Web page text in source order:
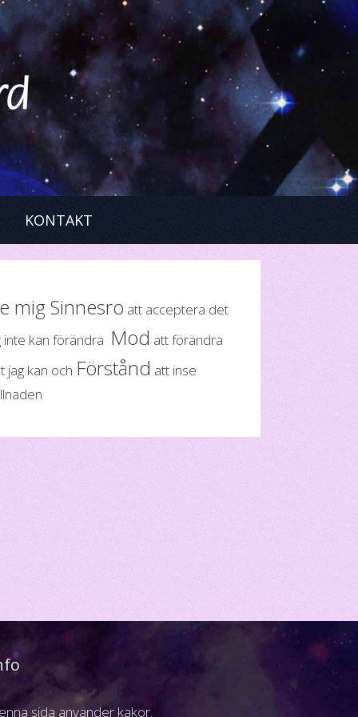
KONTAKT
mig Sinnesro att acceptera det
inte kan förändra Mod att förändra
jag kan och Förstånd att inse
sida använder kakor.